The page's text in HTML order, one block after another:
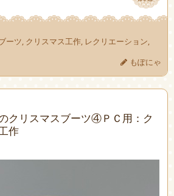
ーツ, クリスマス工作, レクリエーション,
もぽにゃ
クリスマスブーツ④ＰＣ用：ク
作